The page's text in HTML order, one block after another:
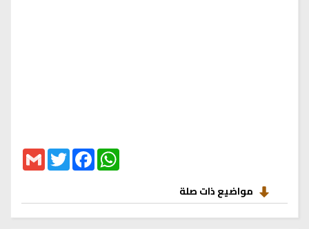
GmailTwitter
FacebookWhatsApp
مواضيع ذات صلة